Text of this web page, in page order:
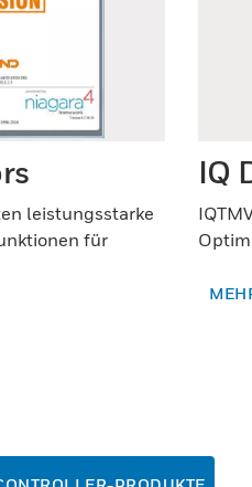
leistungsstarke
für
IQ